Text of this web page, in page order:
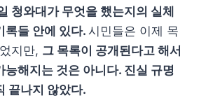
청와대가 무엇을 했는지의 실체
록들 안에 있다. 시민들은 이제 목
지만, 그 목록이 공개된다고 해서
능해지는 것은 아니다. 진실 규명
끝나지 않았다.